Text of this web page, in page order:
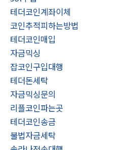
테더코인계좌이체
코인추적피하는방법
테더코인매입
자금믹싱
잡코인구입대행
테더돈세탁
자금믹싱문의
리플코인파는곳
테더코인송금
불법자금세탁